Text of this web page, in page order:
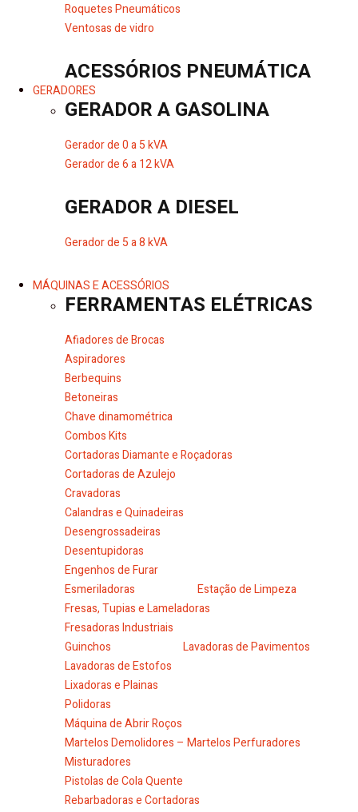
Roquetes Pneumáticos
Ventosas de vidro
ACESSÓRIOS PNEUMÁTICA
GERADORES
GERADOR A GASOLINA
Gerador de 0 a 5 kVA
Gerador de 6 a 12 kVA
GERADOR A DIESEL
Gerador de 5 a 8 kVA
MÁQUINAS E ACESSÓRIOS
FERRAMENTAS ELÉTRICAS
Afiadores de Brocas
Aspiradores
Berbequins
Betoneiras
Chave dinamométrica
Combos Kits
Cortadoras Diamante e Roçadoras
Cortadoras de Azulejo
Cravadoras
Calandras e Quinadeiras
Desengrossadeiras
Desentupidoras
Engenhos de Furar
Esmeriladoras
Estação de Limpeza
Fresas, Tupias e Lameladoras
Fresadoras Industriais
Guinchos
Lavadoras de Pavimentos
Lavadoras de Estofos
Lixadoras e Plainas
Polidoras
Máquina de Abrir Roços
Martelos Demolidores – Martelos Perfuradores
Misturadores
Pistolas de Cola Quente
Rebarbadoras e Cortadoras